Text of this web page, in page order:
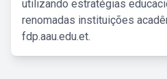
utilizando estratégias
renomadas instituições
fdp.aau.edu.et.